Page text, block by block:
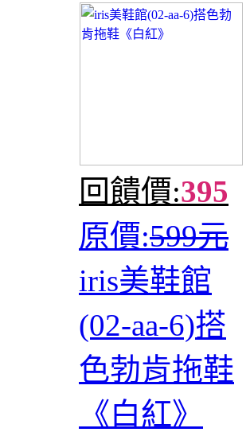
回饋價:395
原價:599元
iris美鞋館
(02-aa-6)搭
色勃肯拖鞋
《白紅》